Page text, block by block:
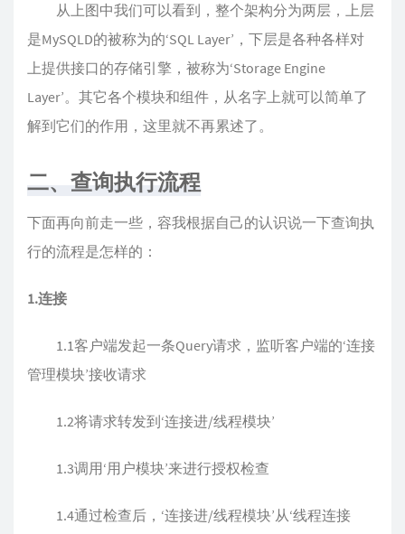
从上图中我们可以看到，整个架构分为两层，上层
是MySQLD的被称为的‘SQL Layer’，下层是各种各样对
上提供接口的存储引擎，被称为‘Storage Engine
Layer’。其它各个模块和组件，从名字上就可以简单了
解到它们的作用，这里就不再累述了。
二、查询执行流程
下面再向前走一些，容我根据自己的认识说一下查询执
行的流程是怎样的：
1.连接
1.1客户端发起一条Query请求，监听客户端的‘连接
管理模块’接收请求
1.2将请求转发到‘连接进/线程模块’
1.3调用‘用户模块’来进行授权检查
1.4通过检查后，‘连接进/线程模块’从‘线程连接